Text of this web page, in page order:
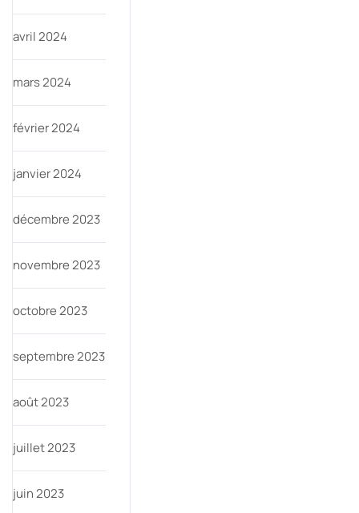
avril 2024
mars 2024
février 2024
janvier 2024
décembre 2023
novembre 2023
octobre 2023
septembre 2023
août 2023
juillet 2023
juin 2023